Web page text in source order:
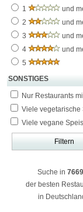
1
und
2
und
3
und
4
und
5
SONSTIGES
Nur Restaurants
Viele vegetarische
Viele vegane
Suche in
der besten
in